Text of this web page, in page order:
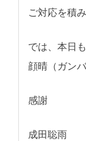
ご対応を積
では、本日
顔晴（ガン
感謝
成田聡雨